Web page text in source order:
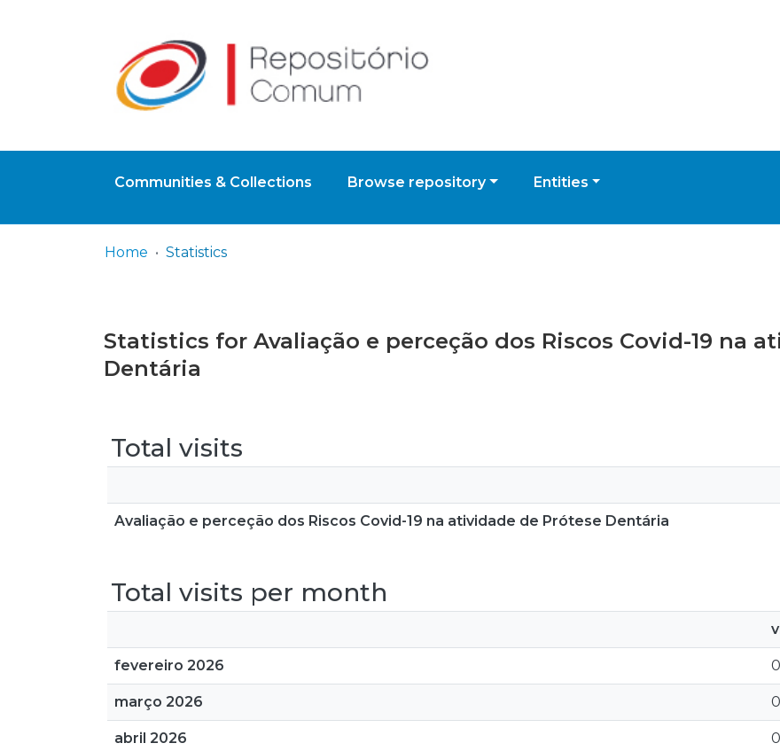
Communities & Collections Browse repository Entities
Home Statistics
Statistics for Avaliação e perceção dos Riscos Covid-19 na
Dentária
Total visits
Avaliação e perceção dos Riscos Covid-19 na atividade de Prótese Dentária
Total visits per month
fevereiro 2026 0
março 2026 0
abril 2026 0